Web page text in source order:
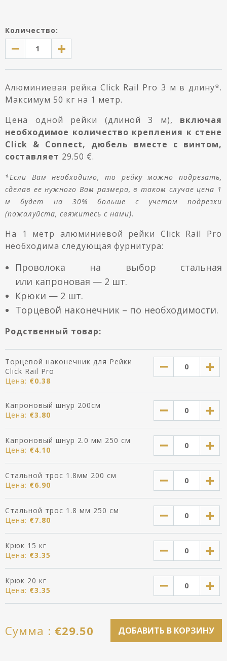
Количество:
Aлюминиевая рейка Click Rail Pro 3 м в длину*.
Максимум 50 кг на 1 метр.
Цена одной рейки (длиной 3 м), включая
необходимое количество крепления к стене
Click & Connect, дюбель вместе с винтом,
составляет 29.50 €.
*Если Вам необходимо, то рейку можно подрезать,
сделав ее нужного Вам размера, в таком случае цена 1
м будет на 30% больше с учетом подрезки
(пожалуйста, свяжитесь с нами).
На 1 метр алюминиевой рейки Click Rail Pro
необходима следующая фурнитура:
Проволока на выбор стальная
или капроновая — 2 шт.
Крюки — 2 шт.
Торцевой наконечник – по необходимости.
Родственный товар:
Торцевой наконечник для Рейки
Click Rail Pro
Цена: €0.38
Капроновый шнур 200см
Цена: €3.80
Капроновый шнур 2.0 мм 250 см
Цена: €4.10
Стальной трос 1.8мм 200 см
Цена: €6.90
Стальной трос 1.8 мм 250 см
Цена: €7.80
Крюк 15 кг
Цена: €3.35
Крюк 20 кг
Цена: €3.35
Cумма : €29.50 ДОБАВИТЬ В КОРЗИНУ